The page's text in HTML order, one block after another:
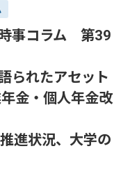
事コラム 第39
られたアセット
金・個人年金改
進状況、大学の